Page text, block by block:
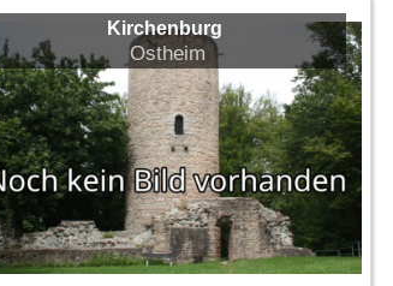
Kirchenburg
Ostheim